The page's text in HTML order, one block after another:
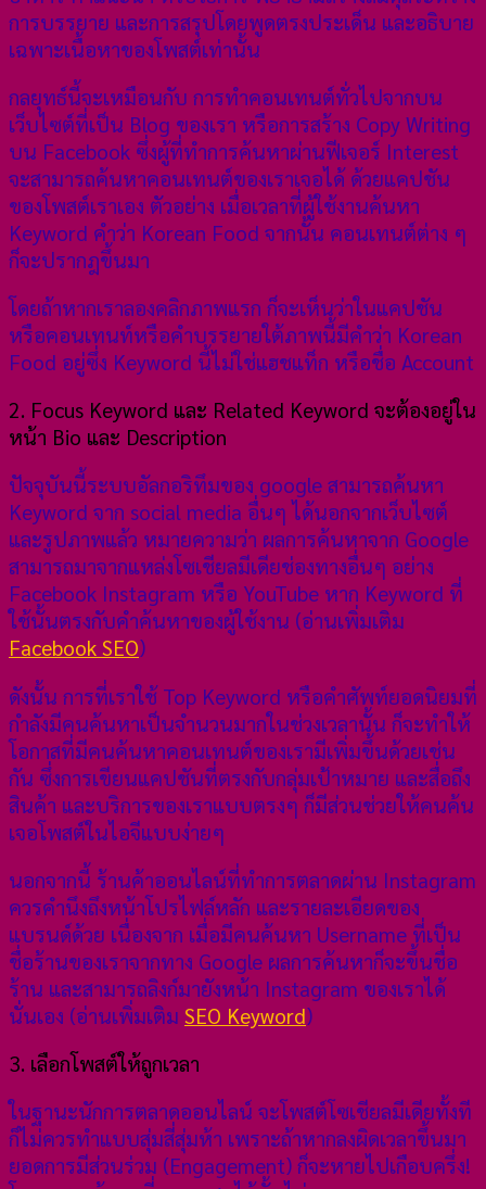
การบรรยาย และการสรุปโดยพูดตรงประเด็น และอธิบาย
เฉพาะเนื้อหาของโพสต์เท่านั้น
กลยุทธ์นี้จะเหมือนกับ การทำคอนเทนต์ทั่วไปจากบน
เว็บไซต์ที่เป็น Blog ของเรา หรือการสร้าง Copy Writing
บน Facebook ซึ่งผู้ที่ทำการค้นหาผ่านฟีเจอร์ Interest
จะสามารถค้นหาคอนเทนต์ของเราเจอได้ ด้วยแคปชัน
ของโพสต์เราเอง ตัวอย่าง เมื่อเวลาที่ผู้ใช้งานค้นหา
Keyword คำว่า Korean Food จากนั้น คอนเทนต์ต่าง ๆ
ก็จะปรากฎขึ้นมา
โดยถ้าหากเราลองคลิกภาพแรก ก็จะเห็นว่าในแคปชัน
หรือคอนเทนท์หรือคำบรรยายใต้ภาพนี้มีคำว่า Korean
Food อยู่ซึ่ง Keyword นี้ไม่ใช่แฮชแท็ก หรือชื่อ Account
2. Focus Keyword และ Related Keyword จะต้องอยู่ใน
หน้า Bio และ Description
ปัจจุบันนี้ระบบอัลกอริทึมของ google สามารถค้นหา
Keyword จาก social media อื่นๆ ได้นอกจากเว็บไซต์
และรูปภาพแล้ว หมายความว่า ผลการค้นหาจาก Google
สามารถมาจากแหล่งโซเชียลมีเดียช่องทางอื่นๆ อย่าง
Facebook Instagram หรือ YouTube หาก Keyword ที่
ใช้นั้นตรงกับคำค้นหาของผู้ใช้งาน (อ่านเพิ่มเติม
Facebook SEO)
ดังนั้น การที่เราใช้ Top Keyword หรือคำศัพท์ยอดนิยมที่
กำลังมีคนค้นหาเป็นจำนวนมากในช่วงเวลานั้น ก็จะทำให้
โอกาสที่มีคนค้นหาคอนเทนต์ของเรามีเพิ่มขึ้นด้วยเช่น
กัน ซึ่งการเขียนแคปชันที่ตรงกับกลุ่มเป้าหมาย และสื่อถึง
สินค้า และบริการของเราแบบตรงๆ ก็มีส่วนช่วยให้คนค้น
เจอโพสต์ในไอจีแบบง่ายๆ
นอกจากนี้ ร้านค้าออนไลน์ที่ทำการตลาดผ่าน Instagram
ควรคำนึงถึงหน้าโปรไฟล์หลัก และรายละเอียดของ
แบรนด์ด้วย เนื่องจาก เมื่อมีคนค้นหา Username ที่เป็น
ชื่อร้านของเราจากทาง Google ผลการค้นหาก็จะขึ้นชื่อ
ร้าน และสามารถลิงก์มายังหน้า Instagram ของเราได้
นั่นเอง (อ่านเพิ่มเติม SEO Keyword)
3. เลือกโพสต์ให้ถูกเวลา
ในฐานะนักการตลาดออนไลน์ จะโพสต์โซเชียลมีเดียทั้งที
ก็ไม่ควรทำแบบสุ่มสี่สุ่มห้า เพราะถ้าหากลงผิดเวลาขึ้นมา
ยอดการมีส่วนร่วม (Engagement) ก็จะหายไปเกือบครึ่ง!